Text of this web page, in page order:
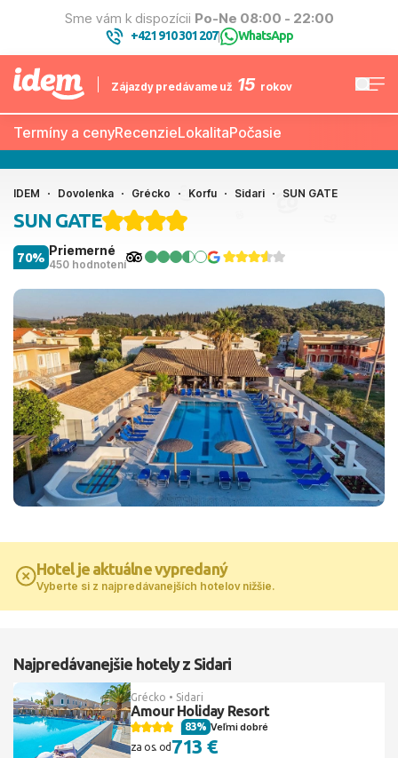
Sme vám k dispozícii Po-Ne 08:00 - 22:00
+421 910 301 207| WhatsApp
Zájazdy predávame už 15 rokov
Termíny a cenyRecenzieLokalitaPočasie
IDEM Dovolenka Grécko Korfu Sidari SUN GATE
SUN GATE
Priemerné
450 hodnotení
70%
Hotel je aktuálne vypredaný
Vyberte si z najpredávanejších hotelov nižšie.
Najpredávanejšie hotely z Sidari
Grécko • Sidari
Amour Holiday Resort
Veľmi dobré
83%
za os. od 713 €